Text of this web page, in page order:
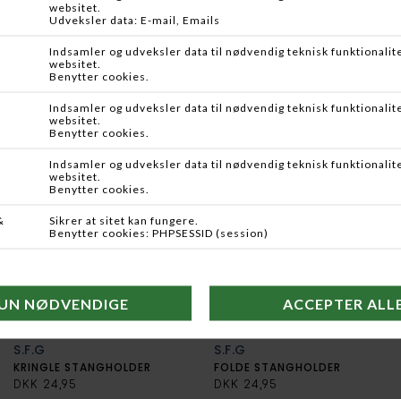
BANKSTIKS ALU
DKK 39,95
BOAT ROD HOLDER
S.F.G
KRINGLE STANGHOLDER
DKK 24,95
S.F.G
FOLDE STANGHOLDER
DKK 24,95